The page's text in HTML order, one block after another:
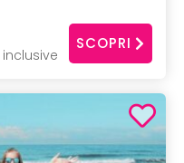
inclusive
SCOPRI